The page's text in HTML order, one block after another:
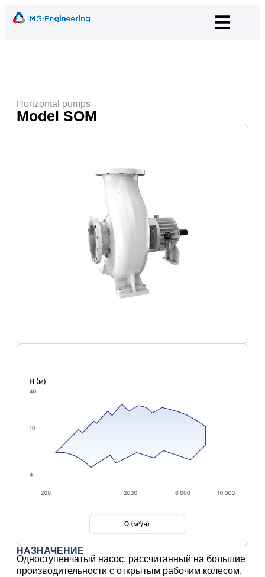
НАЗНАЧЕНИЕ
Одноступенчатый насос, рассчитанный на большие
производительности с открытым рабочим колесом.
Horizontal pumps
Model SOM